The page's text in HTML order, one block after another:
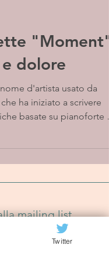
"Moment"
dolore
d'artista usato da
ha iniziato a scrivere
basate su pianoforte e
mailing list
Twitter